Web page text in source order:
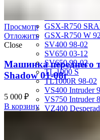
GSX-R750
GSX-R750 W
SV400 98-02
SV650 03-12
SV650 99-02
TL 1000 S
TL1000R 98-02
VS400 Intruder
VS750 Intruder
VZ400
VZR1800
Просмотр
Отложить
Close
Машинка переднего
Shadow 01-08г
5 000 ₽
В корзину